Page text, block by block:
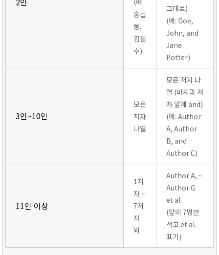
(예:
홍길
동,
김철
수)
그대로)
(예: Doe,
John, and
Jane
Potter)
3인~10인
모든
저자
나열
모든 저자 나
열 (마지막 저
자 앞에 and)
(예: Author
A, Author
B, and
Author C)
11인 이상
1저
자 ~
7저
자
외
Author A, ~
Author G
et al.
(앞의 7명만
적고 et al.
표기)